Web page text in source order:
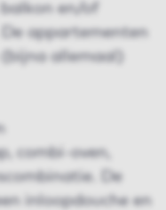
en/of
appartementen
allemaal)
combi-oven,
De
inloopdouche en